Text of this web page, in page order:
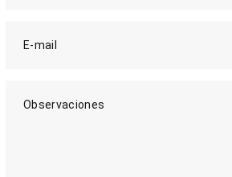
E-mail
Observaciones